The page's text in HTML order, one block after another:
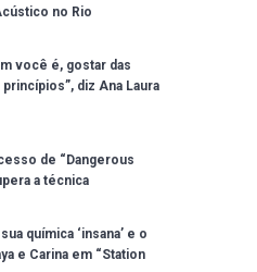
no Rio
você é, gostar das
diz Ana Laura
de “Dangerous
a técnica
química ‘insana’ e o
e Carina em “Station